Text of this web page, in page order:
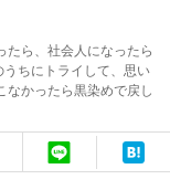
たら、社会人になったら
ちにトライして、思い
なかったら黒染めで戻し